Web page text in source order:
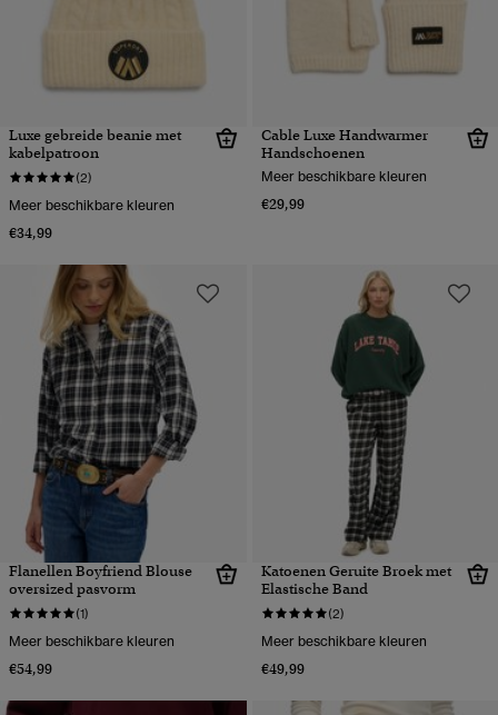
Luxe gebreide beanie met
kabelpatroon
(2)
Meer beschikbare kleuren
€34,99
Cable Luxe Handwarmer
Handschoenen
Meer beschikbare kleuren
€29,99
Flanellen Boyfriend Blouse
oversized pasvorm
(1)
Meer beschikbare kleuren
€54,99
Katoenen Geruite Broek met
Elastische Band
(2)
Meer beschikbare kleuren
€49,99